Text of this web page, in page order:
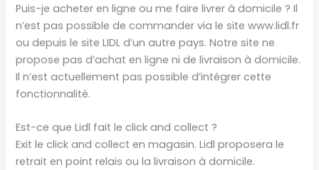
Puis-je acheter en ligne ou me faire livrer à domicile ? Il
n’est pas possible de commander via le site www.lidl.fr
ou depuis le site LIDL d’un autre pays. Notre site ne
propose pas d’achat en ligne ni de livraison à domicile.
Il n’est actuellement pas possible d’intégrer cette
fonctionnalité.
Est-ce que Lidl fait le click and collect ?
Exit le click and collect en magasin. Lidl proposera le
retrait en point relais ou la livraison à domicile.